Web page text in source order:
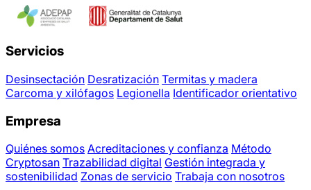
Servicios
Desinsectación Desratización Termitas y madera
Carcoma y xilófagos Legionella Identificador orientativo
Empresa
Quiénes somos Acreditaciones y confianza Método
Cryptosan Trazabilidad digital Gestión integrada y
sostenibilidad Zonas de servicio Trabaja con nosotros